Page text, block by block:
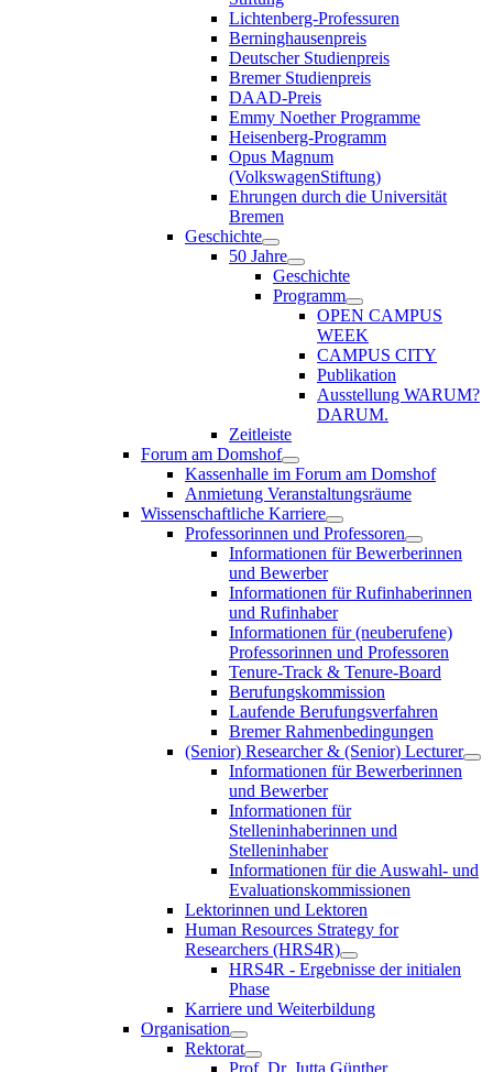
Lichtenberg-Professuren
Berninghausenpreis
Deutscher Studienpreis
Bremer Studienpreis
DAAD-Preis
Emmy Noether Programme
Heisenberg-Programm
Opus Magnum
(VolkswagenStiftung)
Ehrungen durch die Universität
Bremen
Geschichte
50 Jahre
Geschichte
Programm
OPEN CAMPUS
WEEK
CAMPUS CITY
Publikation
Ausstellung WARUM?
DARUM.
Zeitleiste
Forum am Domshof
Kassenhalle im Forum am Domshof
Anmietung Veranstaltungsräume
Wissenschaftliche Karriere
Professorinnen und Professoren
Informationen für Bewerberinnen
und Bewerber
Informationen für Rufinhaberinnen
und Rufinhaber
Informationen für (neuberufene)
Professorinnen und Professoren
Tenure-Track & Tenure-Board
Berufungskommission
Laufende Berufungsverfahren
Bremer Rahmenbedingungen
(Senior) Researcher & (Senior) Lecturer
Informationen für Bewerberinnen
und Bewerber
Informationen für
Stelleninhaberinnen und
Stelleninhaber
Informationen für die Auswahl- und
Evaluationskommissionen
Lektorinnen und Lektoren
Human Resources Strategy for
Researchers (HRS4R)
HRS4R - Ergebnisse der initialen
Phase
Karriere und Weiterbildung
Organisation
Rektorat
Prof. Dr. Jutta Günther